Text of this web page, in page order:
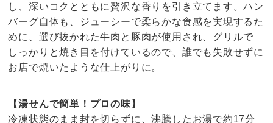
し、深いコクとともに贅沢な香りを引き立てます。ハン
バーグ自体も、ジューシーで柔らかな食感を実現するた
めに、選び抜かれた牛肉と豚肉が使用され、グリルで
しっかりと焼き目を付けているので、誰でも失敗せずに
お店で焼いたような仕上がりに。
【湯せんで簡単！プロの味】
冷凍状態のまま封を切らずに、沸騰したお湯で約17分